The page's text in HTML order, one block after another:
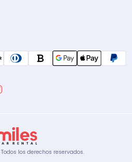
Todos los derechos reservados.